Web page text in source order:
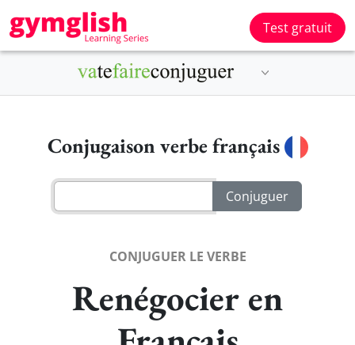
Test gratuit
Conjugaison verbe français
CONJUGUER LE VERBE
Renégocier en